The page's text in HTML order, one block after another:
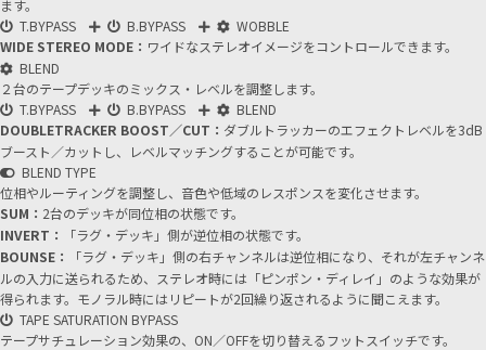
ます。
T.BYPASS
B.BYPASS WOBBLE
WIDE STEREO MODE： ワイドなステレオイメージをコントロールできます。
BLEND
２台のテープデッキのミックス・レベルを調整します。
T.BYPASS
B.BYPASS BLEND
DOUBLETRACKER BOOST／CUT： ダブルトラッカーのエフェクトレベルを3dB
ブースト／カットし、レベルマッチングすることが可能です。
BLEND TYPE
位相やルーティングを調整し、音色や低域のレスポンスを変化させます。
SUM： 2台のデッキが同位相の状態です。
INVERT： 「ラグ・デッキ」側が逆位相の状態です。
BOUNSE：
「ラグ・デッキ」側の右チャンネルは逆位相になり、それが左チャンネ
ルの入力に送られるため、ステレオ時には「ピンポン・ディレイ」のような効果が
得られます。モノラル時にはリピートが2回繰り返されるように聞こえます。
TAPE SATURATION BYPASS
テープサチュレーション効果の、ON／OFFを切り替えるフットスイッチです。